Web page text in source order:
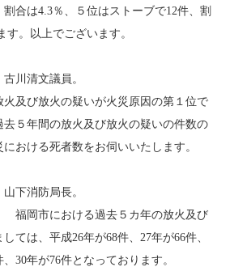
合は4.3％、５位はストーブで12件、割
す。以上でございます。
川清文議員。
及び放火の疑いが火災原因の第１位で
５年間の放火及び放火の疑いの件数の
おける死者数をお伺いいたします。
下消防局長。
福岡市における過去５カ年の放火及び
ては、平成26年が68件、27年が66件、
30年が76件となっております。